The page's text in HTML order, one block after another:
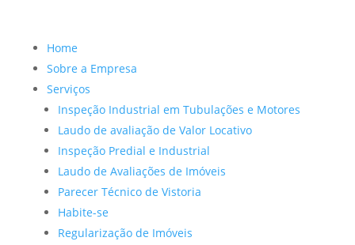
Home
Sobre a Empresa
Serviços
Inspeção Industrial em Tubulações e Motores
Laudo de avaliação de Valor Locativo
Inspeção Predial e Industrial
Laudo de Avaliações de Imóveis
Parecer Técnico de Vistoria
Habite-se
Regularização de Imóveis